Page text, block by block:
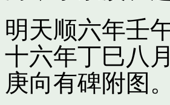
明天顺六年壬
十六年丁巳八
庚向有碑附图